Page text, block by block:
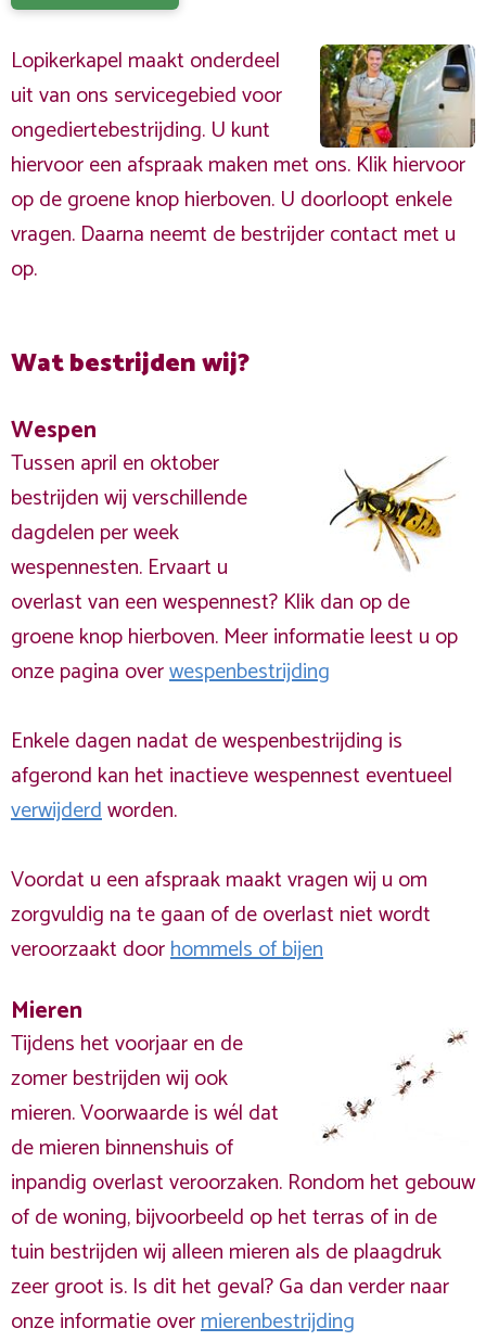
Lopikerkapel maakt onderdeel
uit van ons servicegebied voor
ongediertebestrijding. U kunt
hiervoor een afspraak maken met ons. Klik hiervoor
op de groene knop hierboven. U doorloopt enkele
vragen. Daarna neemt de bestrijder contact met u
op.
Wat bestrijden wij?
Wespen
Tussen april en oktober
bestrijden wij verschillende
dagdelen per week
wespennesten. Ervaart u
overlast van een wespennest? Klik dan op de
groene knop hierboven. Meer informatie leest u op
onze pagina overwespenbestrijding
Enkele dagen nadat de wespenbestrijding is
afgerond kan het inactieve wespennest eventueel
verwijderdworden.
Voordat u een afspraak maakt vragen wij u om
zorgvuldig na te gaan of de overlast niet wordt
veroorzaakt doorhommels of bijen
Mieren
Tijdens het voorjaar en de
zomer bestrijden wij ook
mieren. Voorwaarde is wél dat
de mieren binnenshuis of
inpandig overlast veroorzaken. Rondom het gebouw
of de woning, bijvoorbeeld op het terras of in de
tuin bestrijden wij alleen mieren als de plaagdruk
zeer groot is. Is dit het geval? Ga dan verder naar
onze informatie overmierenbestrijding